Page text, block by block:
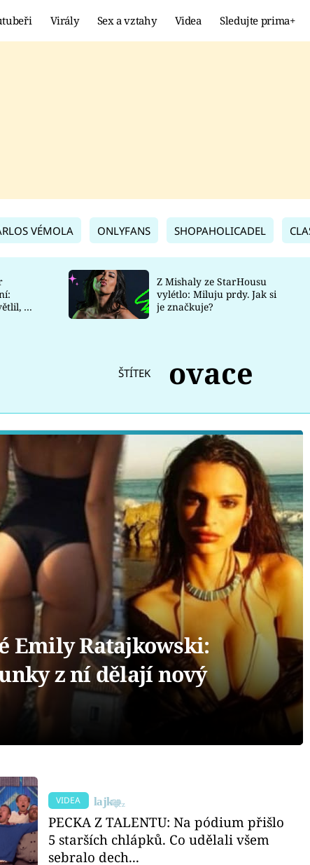
Virály Sex a vztahy Videa Sledujte prima+
VÉMOLA ONLYFANS SHOPAHOLICADEL
co
Z Mishaly ze StarHousu
vylétlo: Miluju prdy. Jak si
je značkuje?
ŠTÍTEK ovace
Emily Ratajkowski:
z ní dělají nový
VIDEA
PECKA Z TALENTU: Na pódium přišlo
5 starších chlápků. Co udělali všem
sebralo dech...